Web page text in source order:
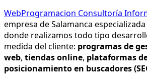
WebProgramacion Consultoría
empresa de Salamanca
donde realizamos todo tipo
medida del cliente: programas de
web, tiendas online, plataformas
posicionamiento en buscadores